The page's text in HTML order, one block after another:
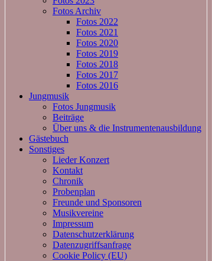
Fotos Archiv
Fotos 2022
Fotos 2021
Fotos 2020
Fotos 2019
Fotos 2018
Fotos 2017
Fotos 2016
Jungmusik
Fotos Jungmusik
Beiträge
Über uns & die Instrumentenausbildung
Gästebuch
Sonstiges
Lieder Konzert
Kontakt
Chronik
Probenplan
Freunde und Sponsoren
Musikvereine
Impressum
Datenschutzerklärung
Datenzugriffsanfrage
Cookie Policy (EU)